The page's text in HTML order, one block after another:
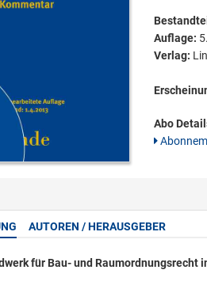
Auflage:
Verlag:
Abo
AUTOREN / HERAUSGEBER
für Bau- und